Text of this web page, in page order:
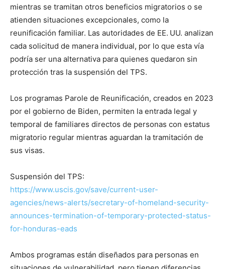
mientras se tramitan otros beneficios migratorios o se
atienden situaciones excepcionales, como la
reunificación familiar. Las autoridades de EE. UU. analizan
cada solicitud de manera individual, por lo que esta vía
podría ser una alternativa para quienes quedaron sin
protección tras la suspensión del TPS.
Los programas Parole de Reunificación, creados en 2023
por el gobierno de Biden, permiten la entrada legal y
temporal de familiares directos de personas con estatus
migratorio regular mientras aguardan la tramitación de
sus visas.
Suspensión del TPS:
https://www.uscis.gov/save/current-user-
agencies/news-alerts/secretary-of-homeland-security-
announces-termination-of-temporary-protected-status-
for-honduras-eads
Ambos programas están diseñados para personas en